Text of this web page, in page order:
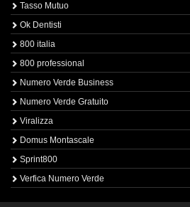
Tasso Mutuo
Ok Dentisti
800 italia
800 professional
Numero Verde Business
Numero Verde Gratuito
Viralizza
Domus Montascale
Sprint800
Verfica Numero Verde